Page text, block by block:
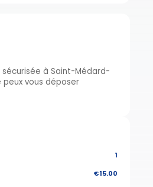
à Saint-Médard-
vous déposer
1
€15.00